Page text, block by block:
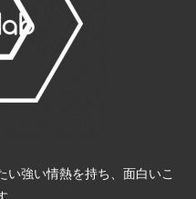
い強い情熱を持ち、面白いこ